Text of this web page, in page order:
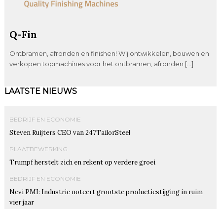
Q-Fin
Ontbramen, afronden en finishen! Wij ontwikkelen, bouwen en
verkopen topmachines voor het ontbramen, afronden […]
LAATSTE NIEUWS
BEDRIJF EN ECONOMIE
Steven Ruijters CEO van 247TailorSteel
PLAATBEWERKING
Trumpf herstelt zich en rekent op verdere groei
BEDRIJF EN ECONOMIE
Nevi PMI: Industrie noteert grootste productiestijging in ruim
vier jaar